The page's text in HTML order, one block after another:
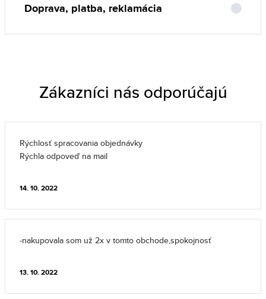
Doprava, platba, reklamácia
Zákazníci nás odporúčajú
Rýchlosť spracovania objednávky
Rýchla odpoveď na mail
14. 10. 2022
-nakupovala som už 2x v tomto obchode,spokojnosť
13. 10. 2022